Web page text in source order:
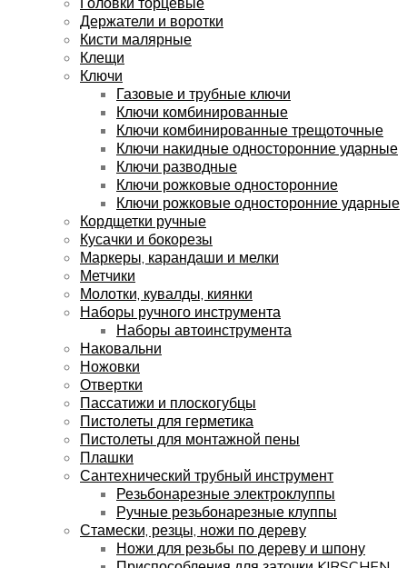
Держатели и воротки
Кисти малярные
Клещи
Ключи
Газовые и трубные ключи
Ключи комбинированные
Ключи комбинированные трещоточные
Ключи накидные односторонние ударные
Ключи разводные
Ключи рожковые односторонние
Ключи рожковые односторонние ударные
Кордщетки ручные
Кусачки и бокорезы
Маркеры, карандаши и мелки
Метчики
Молотки, кувалды, киянки
Наборы ручного инструмента
Наборы автоинструмента
Наковальни
Ножовки
Отвертки
Пассатижи и плоскогубцы
Пистолеты для герметика
Пистолеты для монтажной пены
Плашки
Сантехнический трубный инструмент
Резьбонарезные электроклуппы
Ручные резьбонарезные клуппы
Стамески, резцы, ножи по дереву
Ножи для резьбы по дереву и шпону